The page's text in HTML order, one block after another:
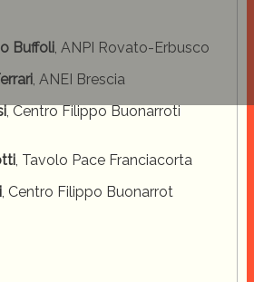
Buffoli, ANPI Rovato-Erbusco
, ANEI Brescia
, Centro Filippo Buonarroti
, Tavolo Pace Franciacorta
, Centro Filippo Buonarrot